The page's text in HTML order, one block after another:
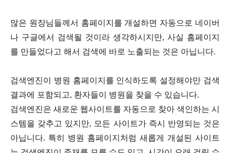
많은 원장님들께서 홈페이지를 개설하면 자동으로 네이버
나 구글에서 검색될 것이라 생각하시지만, 사실 홈페이지
를 만들었다고 해서 검색에 바로 노출되는 것은 아닙니다.
검색엔진이 병원 홈페이지를 인식하도록 설정해야만 검색
결과에 포함되고, 환자들이 병원을 찾을 수 있습니다.
검색엔진은 새로운 웹사이트를 자동으로 찾아 색인하는 시
스템을 갖추고 있지만, 모든 사이트가 즉시 반영되는 것은
아닙니다. 특히 병원 홈페이지처럼 새롭게 개설된 사이트